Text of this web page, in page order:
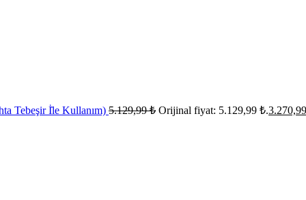
Tebeşir İ̇le Kullanım) 5.129,99₺ Orijinal fiyat: 5.129,99 ₺.